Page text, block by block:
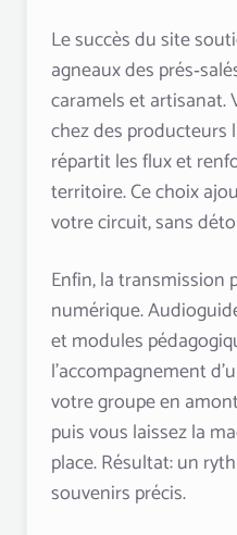
Le succès du site
agneaux des
caramels et artisanat.
chez des producteurs
répartit les flux et
territoire. Ce choix
votre circuit, sans
Enfin, la transmission
numérique.
et modules
l’accompagnement
votre groupe en
puis vous laissez la
place. Résultat: un
souvenirs précis.